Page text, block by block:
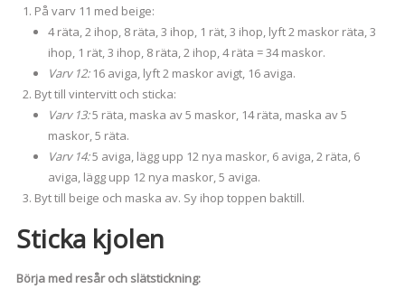
På varv 11 med beige:
4 räta, 2 ihop, 8 räta, 3 ihop, 1 rät, 3 ihop, lyft 2 maskor räta, 3
ihop, 1 rät, 3 ihop, 8 räta, 2 ihop, 4 räta = 34 maskor.
Varv 12:16 aviga, lyft 2 maskor avigt, 16 aviga.
Byt till vintervitt och sticka:
Varv 13:5 räta, maska av 5 maskor, 14 räta, maska av 5
maskor, 5 räta.
Varv 14:5 aviga, lägg upp 12 nya maskor, 6 aviga, 2 räta, 6
aviga, lägg upp 12 nya maskor, 5 aviga.
Byt till beige och maska av. Sy ihop toppen baktill.
Sticka kjolen
Börja med resår och slätstickning: